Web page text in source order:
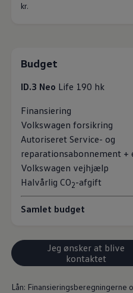
kr.
Budget
ID.3 Neo Life 190 hk
Finansiering
Volkswagen forsikring
Autoriseret Service- og
reparationsabonnement +
Volkswagen vejhjælp
Halvårlig CO2-afgift
Samlet budget
Jeg ønsker at blive
kontaktet
Lån: